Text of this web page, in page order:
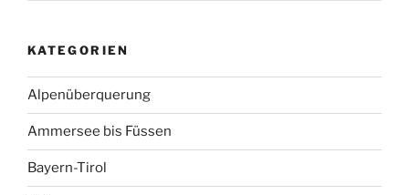
KATEGORIEN
Alpenüberquerung
Ammersee bis Füssen
Bayern-Tirol